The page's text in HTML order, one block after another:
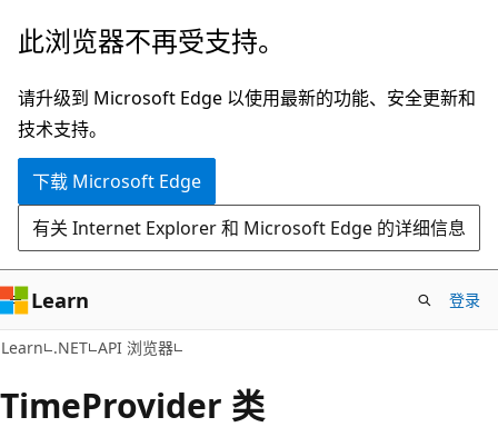
跳
主
要
内
跳
页
内
导
此浏览器不再受支持。
请升级到 Microsoft Edge 以使用最新的功能、安全更新和
技术支持。
下载 Microsoft Edge
有关 Internet Explorer 和 Microsoft Edge 的详细信息
Learn 登录
Learn .NET API 浏览器
TimeProvider 类